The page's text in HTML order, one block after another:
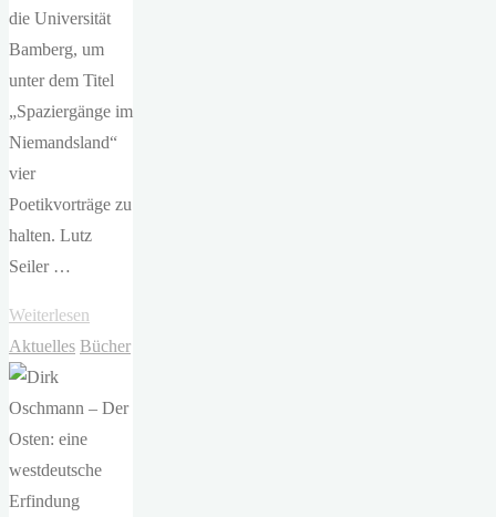
die Universität
Bamberg, um
unter dem Titel
„Spaziergänge im
Niemandsland“
vier
Poetikvorträge zu
halten. Lutz
Seiler …
Weiterlesen
Interview
Lutz
Aktuelles Bücher